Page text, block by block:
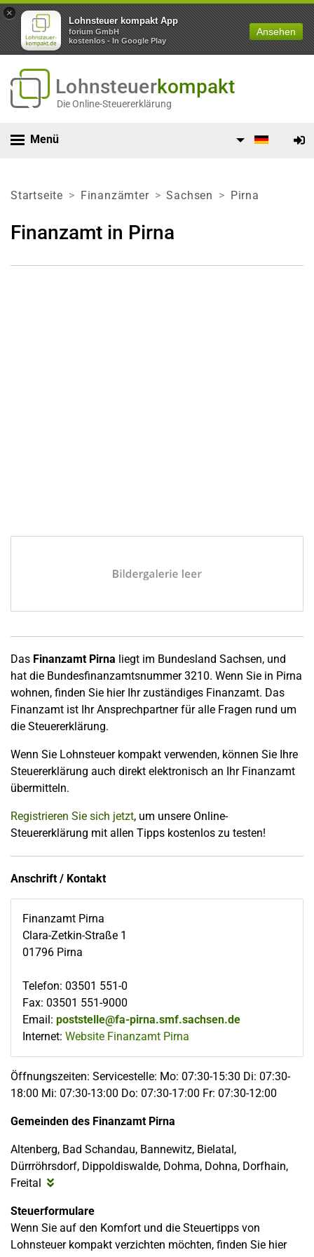
×
Lohnsteuer kompakt App
forium GmbH
kostenlos - In Google Play
Ansehen
Lohnsteuerkompakt
Die Online-Steuererklärung
Menü
Startseite Finanzämter Sachsen Pirna
Finanzamt in Pirna
Das Finanzamt Pirna liegt im Bundesland Sachsen, und
hat die Bundesfinanzamtsnummer 3210. Wenn Sie in Pirna
wohnen, finden Sie hier Ihr zuständiges Finanzamt. Das
Finanzamt ist Ihr Ansprechpartner für alle Fragen rund um
die Steuererklärung.
Wenn Sie Lohnsteuer kompakt verwenden, können Sie Ihre
Steuererklärung auch direkt elektronisch an Ihr Finanzamt
übermitteln.
Registrieren Sie sich jetzt, um unsere Online-
Steuererklärung mit allen Tipps kostenlos zu testen!
Anschrift / Kontakt
Finanzamt Pirna
Clara-Zetkin-Straße 1
01796 Pirna
Telefon: 03501 551-0
Fax: 03501 551-9000
Email: poststelle@fa-pirna.smf.sachsen.de
Internet: Website Finanzamt Pirna
Öffnungszeiten: Servicestelle: Mo: 07:30-15:30 Di: 07:30-
18:00 Mi: 07:30-13:00 Do: 07:30-17:00 Fr: 07:30-12:00
Gemeinden des Finanzamt Pirna
Altenberg, Bad Schandau, Bannewitz, Bielatal,
Dürrröhrsdorf, Dippoldiswalde, Dohma, Dohna, Dorfhain,
Freital
Steuerformulare
Wenn Sie auf den Komfort und die Steuertipps von
Lohnsteuer kompakt verzichten möchten, finden Sie hier